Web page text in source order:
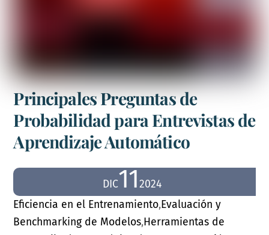
Principales Preguntas de
Probabilidad para Entrevistas de
Aprendizaje Automático
DIC112024
Eficiencia en el Entrenamiento,Evaluación y
Benchmarking de Modelos,Herramientas de